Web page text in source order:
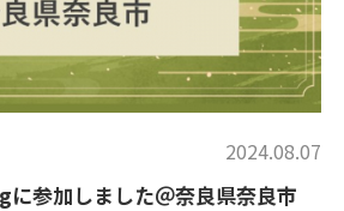
2024.08.07
参加しました＠奈良県奈良市